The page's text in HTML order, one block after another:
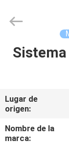
INICIO
SOBRE
NOSOTROS
Rights
Lugar de
origen:
Nombre de la
marca: